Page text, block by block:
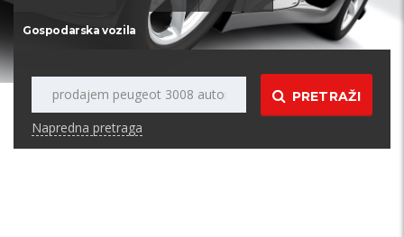
Gospodarska vozila
PRETRAŽI
Napredna pretraga